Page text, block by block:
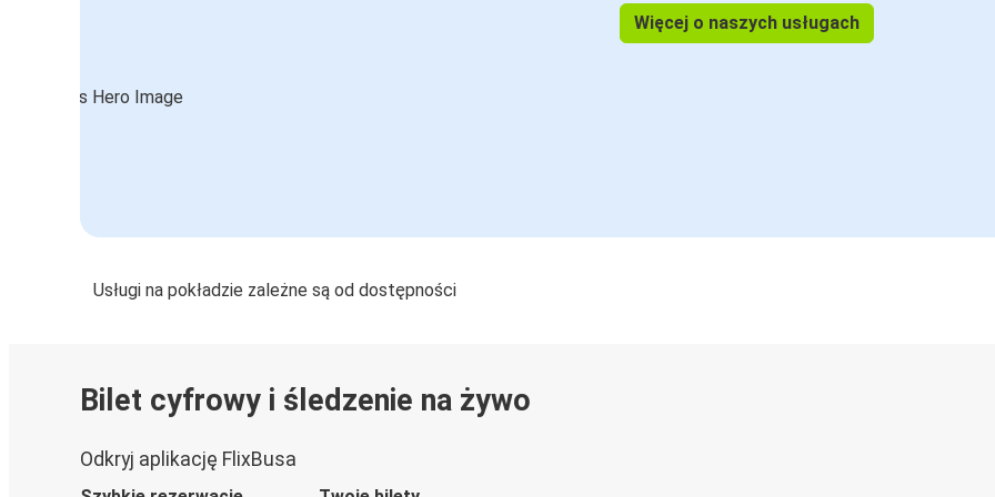
Więcej o naszych usługach
Usługi na pokładzie zależne są od dostępności
Bilet cyfrowy i śledzenie na żywo
Odkryj aplikację FlixBusa